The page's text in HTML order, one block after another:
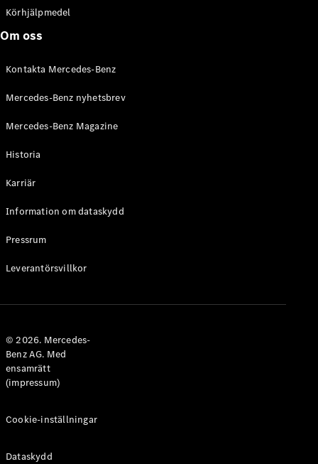
Store
VLE Elektrisk
Mercedes-
Körhjälpmedel
Om oss
Kontakta Mercedes-Benz
Mercedes-Benz nyhetsbrev
Mercedes-Benz Magazine
Historia
Karriär
Information om dataskydd
Pressrum
Leverantörsvillkor
© 2026. Mercedes-
Benz AG. Med
ensamrätt
(impressum)
Cookie-inställningar
Dataskydd